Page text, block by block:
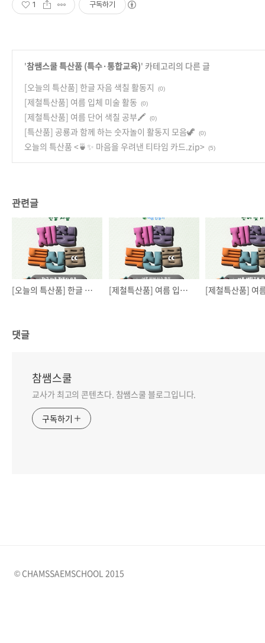
1 구독하기
'참쌤스쿨 특산품 (특수·통합교육)' 카테고리의 다른 글
[오늘의 특산품] 한글 자음 색칠 활동지
(0)
[제철특산품] 여름 입체 미술 활동 (0)
[제철특산품] 여름 단어 색칠 공부🖍️ (0)
[특산품] 공룡과 함께 하는 숫자놀이 활동지 모음🦖 (0)
오늘의 특산품 <🍵✨ 마음을 우려낸 티타임 카드.zip> (5)
관련글
[오늘의 특산품] 한글 자음 색칠 활동지 [제철특산품] 여름 입체 미술 활동
댓글
참쌤스쿨
교사가 최고의 콘텐츠다. 참쌤스쿨 블로그입니다.
구독하기
© CHAMSSAEMSCHOOL 2015